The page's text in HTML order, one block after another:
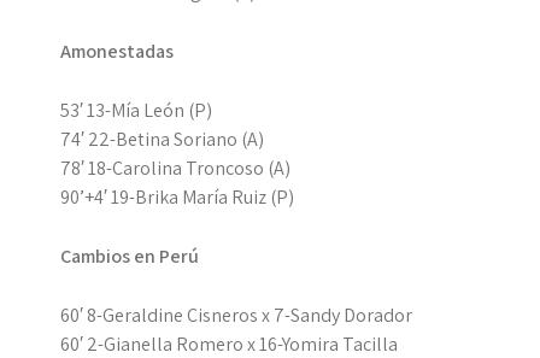
Amonestadas
53′ 13-Mía León (P)
74′ 22-Betina Soriano (A)
78′ 18-Carolina Troncoso (A)
90’+4′ 19-Brika María Ruiz (P)
Cambios en Perú
60′ 8-Geraldine Cisneros x 7-Sandy Dorador
60′ 2-Gianella Romero x 16-Yomira Tacilla